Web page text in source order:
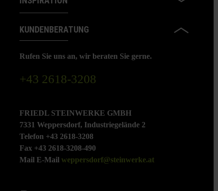
KUNDENBERATUNG
Rufen Sie uns an, wir beraten Sie gerne.
+43 2618-3208
FRIEDL STEINWERKE GMBH
7331 Weppersdorf, Industriegelände 2
Telefon +43 2618-3208
Fax +43 2618-3208-490
Mail E-Mail weppersdorf@steinwerke.at